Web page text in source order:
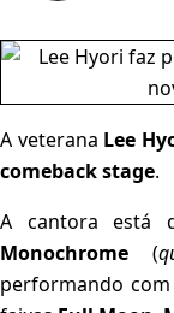
A veterana Lee
comeback stage.
A cantora está
Monochrome (
performando